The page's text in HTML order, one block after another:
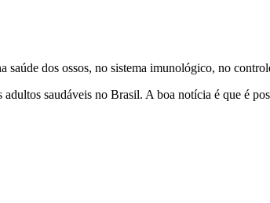
dos ossos, no sistema imunológico, no
saudáveis no Brasil. A boa notícia é que é